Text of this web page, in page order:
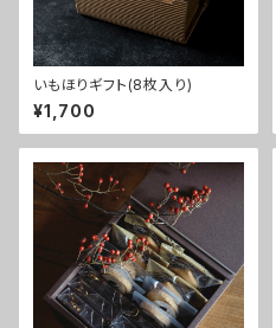
いもほりギフト(8枚入り)
¥1,700